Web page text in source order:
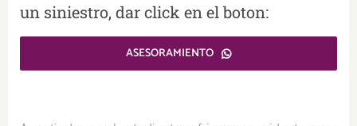
un siniestro, dar click en el boton:
ASESORAMIENTO